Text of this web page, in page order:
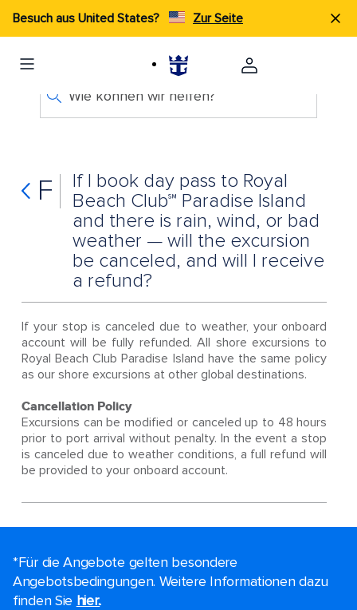
Besuch aus United States? Zur Seite
Wie können wir helfen?
F
If I book day pass to Royal
Beach Club℠ Paradise Island
and there is rain, wind, or bad
weather — will the excursion
be canceled, and will I receive
a refund?
If your stop is canceled due to weather, your onboard
account will be fully refunded. All shore excursions to
Royal Beach Club Paradise Island have the same policy
as our shore excursions at other global destinations.
Cancellation Policy
Excursions can be modified or canceled up to 48 hours
prior to port arrival without penalty. In the event a stop
is canceled due to weather conditions, a full refund will
be provided to your onboard account.
*Für die Angebote gelten besondere
Angebotsbedingungen. Weitere Informationen dazu
finden Sie hier..